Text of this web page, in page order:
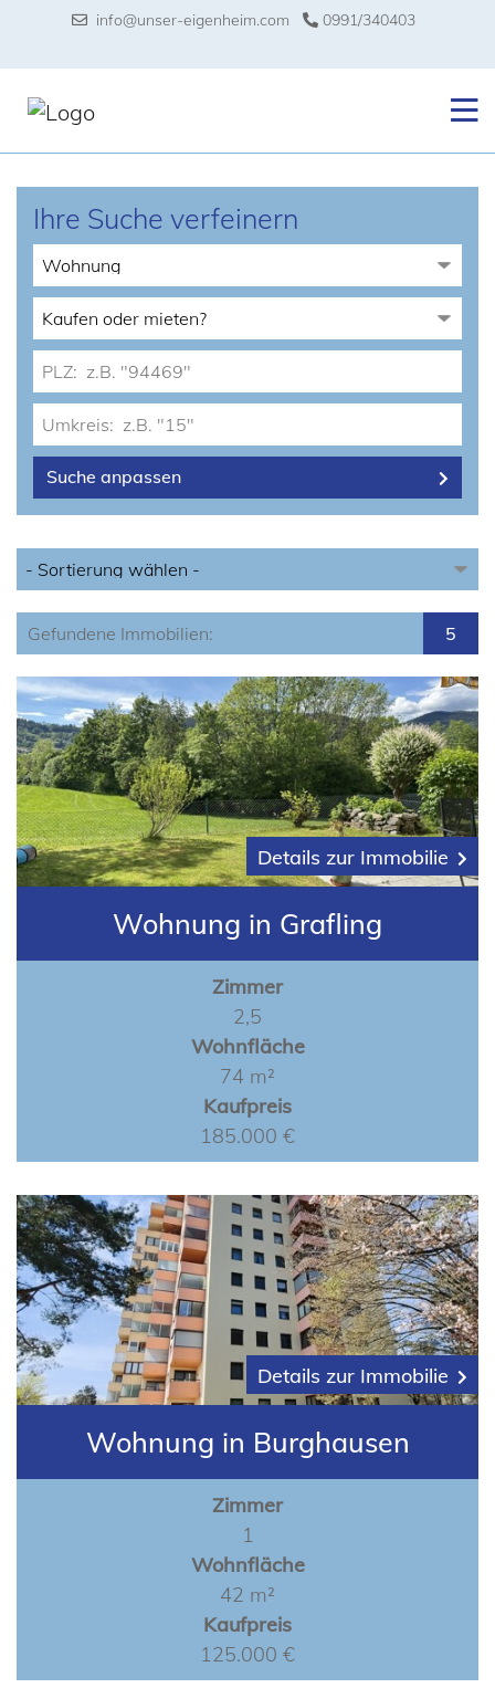
info@unser-eigenheim.com 0991/340403
Gefundene Immobilien: 5
Details zur Immobilie
Wohnung in Grafling
Zimmer
2,5
Wohnfläche
74 m²
Kaufpreis
185.000 €
Details zur Immobilie
Wohnung in Burghausen
Zimmer
1
Wohnfläche
42 m²
Kaufpreis
125.000 €
Ihre Suche verfeinern
Suche anpassen